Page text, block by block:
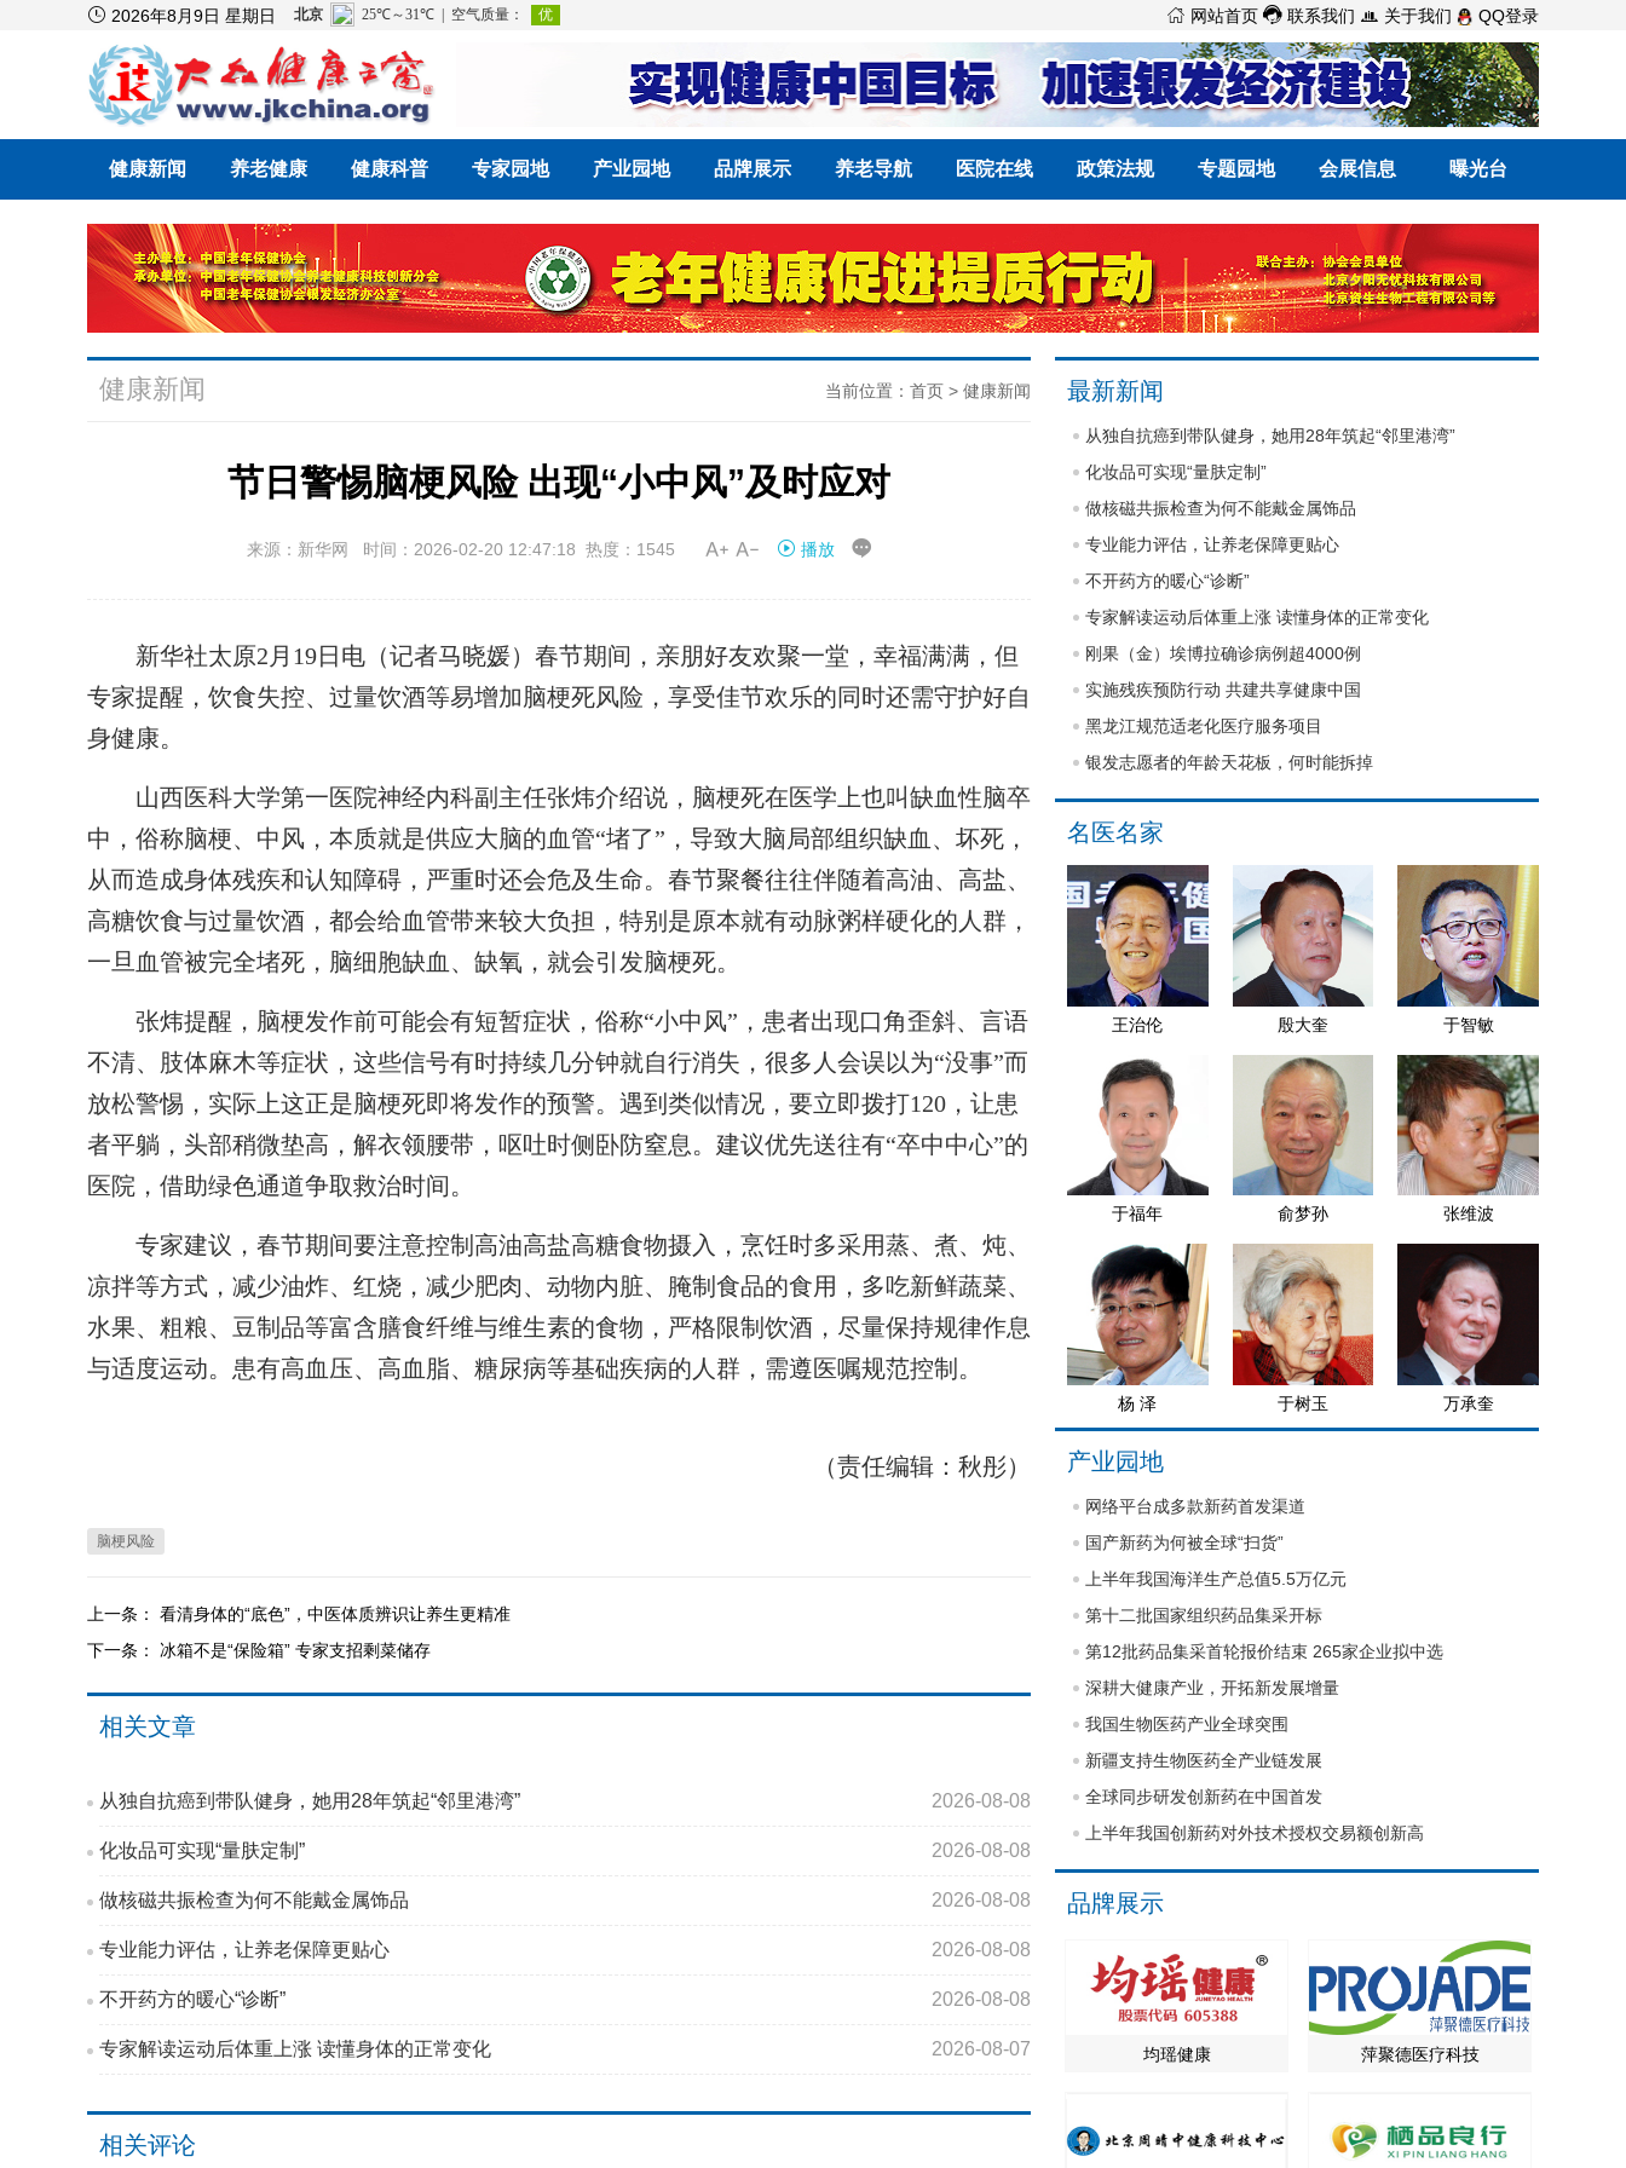
 2026年8月9日 星期日  网站首页  联系我们  关于我们 QQ登录
健康新闻 养老健康 健康科普 专家园地 产业园地 品牌展示 养老导航 医院在线 政策法规 专题园地 会展信息 曝光台
健康新闻 当前位置： 首页 > 健康新闻
节日警惕脑梗风险 出现“小中风”及时应对
来源：新华网 时间：2026-02-20 12:47:18 热度：1545  播放 
新华社太原2月19日电（记者马晓媛）春节期间，亲朋好友欢聚一堂，幸福满满，但
专家提醒，饮食失控、过量饮酒等易增加脑梗死风险，享受佳节欢乐的同时还需守护好自
身健康。
山西医科大学第一医院神经内科副主任张炜介绍说，脑梗死在医学上也叫缺血性脑卒
中，俗称脑梗、中风，本质就是供应大脑的血管“堵了”，导致大脑局部组织缺血、坏死，
从而造成身体残疾和认知障碍，严重时还会危及生命。春节聚餐往往伴随着高油、高盐、
高糖饮食与过量饮酒，都会给血管带来较大负担，特别是原本就有动脉粥样硬化的人群，
一旦血管被完全堵死，脑细胞缺血、缺氧，就会引发脑梗死。
张炜提醒，脑梗发作前可能会有短暂症状，俗称“小中风”，患者出现口角歪斜、言语
不清、肢体麻木等症状，这些信号有时持续几分钟就自行消失，很多人会误以为“没事”而
放松警惕，实际上这正是脑梗死即将发作的预警。遇到类似情况，要立即拨打120，让患
者平躺，头部稍微垫高，解衣领腰带，呕吐时侧卧防窒息。建议优先送往有“卒中中心”的
医院，借助绿色通道争取救治时间。
专家建议，春节期间要注意控制高油高盐高糖食物摄入，烹饪时多采用蒸、煮、炖、
凉拌等方式，减少油炸、红烧，减少肥肉、动物内脏、腌制食品的食用，多吃新鲜蔬菜、
水果、粗粮、豆制品等富含膳食纤维与维生素的食物，严格限制饮酒，尽量保持规律作息
与适度运动。患有高血压、高血脂、糖尿病等基础疾病的人群，需遵医嘱规范控制。
（责任编辑：秋彤）
脑梗风险
上一条： 看清身体的“底色”，中医体质辨识让养生更精准
下一条： 冰箱不是“保险箱” 专家支招剩菜储存
相关文章
从独自抗癌到带队健身，她用28年筑起“邻里港湾” 2026-08-08
化妆品可实现“量肤定制” 2026-08-08
做核磁共振检查为何不能戴金属饰品 2026-08-08
专业能力评估，让养老保障更贴心 2026-08-08
不开药方的暖心“诊断” 2026-08-08
专家解读运动后体重上涨 读懂身体的正常变化 2026-08-07
相关评论
最新新闻
从独自抗癌到带队健身，她用28年筑起“邻里港湾”
化妆品可实现“量肤定制”
做核磁共振检查为何不能戴金属饰品
专业能力评估，让养老保障更贴心
不开药方的暖心“诊断”
专家解读运动后体重上涨 读懂身体的正常变化
刚果（金）埃博拉确诊病例超4000例
实施残疾预防行动 共建共享健康中国
黑龙江规范适老化医疗服务项目
银发志愿者的年龄天花板，何时能拆掉
名医名家
王治伦 殷大奎 于智敏
于福年 俞梦孙 张维波
杨 泽 于树玉 万承奎
产业园地
网络平台成多款新药首发渠道
国产新药为何被全球“扫货”
上半年我国海洋生产总值5.5万亿元
第十二批国家组织药品集采开标
第12批药品集采首轮报价结束 265家企业拟中选
深耕大健康产业，开拓新发展增量
我国生物医药产业全球突围
新疆支持生物医药全产业链发展
全球同步研发创新药在中国首发
上半年我国创新药对外技术授权交易额创新高
品牌展示
均瑶健康 萍聚德医疗科技